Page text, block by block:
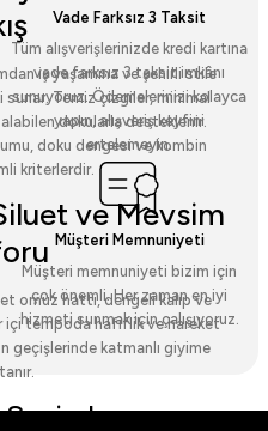
iş yaşamına ve şehirli stile
Temiz çizgiler, minimal
dokularla desteklenir.
doku dengesi ve kombin
kriterlerdir.
ve Mevsim
omuz hattı, dengeli kalıp ve
içi tempoda hafiflik ve hareket
geçişlerinde katmanlı giyime
Seçimler
Vade Farksız 3 Taksit
Tüm alışverişlerinizde kredi kartına
vade farksız 3 taksit imkânı
sunuyoruz. Ödemelerinizi kolayca
yapın, alışveriş keyfini
ertelemeyin.
Müşteri Memnuniyeti
Müşteri memnuniyeti bizim için
çok önemli. Her zaman en iyi
hizmeti sunmak için çalışıyoruz.